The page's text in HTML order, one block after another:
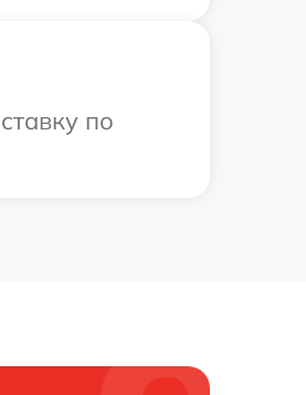
по